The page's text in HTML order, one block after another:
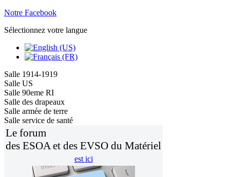
Notre Facebook
Sélectionnez votre langue
Salle 1914-1919
Salle US
Salle 90eme RI
Salle des drapeaux
Salle armée de terre
Salle service de santé
Le forum
des ESOA et des EVSO du Matériel
est ici